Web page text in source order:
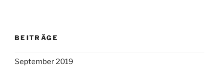
BEITRÄGE
September 2019